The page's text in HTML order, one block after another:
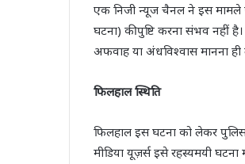
एक निजी न्यूज चैनल ने इस मामले
घटना) की पुष्टि करना संभव
अफवाह या अंधविश्वास मानना ही
फिलहाल स्थिति
फिलहाल इस घटना को लेकर
मीडिया यूज़र्स इसे रहस्यमयी